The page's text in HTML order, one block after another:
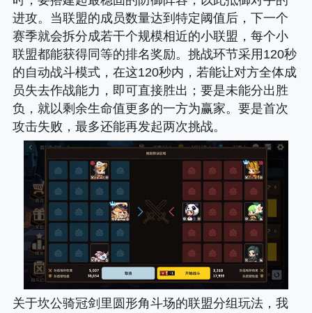
进攻。当联盟的成员数量达到特定阈值后，下一个
赛季就会拆分成若干个规模相近的小联盟，每个小
联盟都能获得同等的排名奖励。挑战环节采用120秒
的自动战斗模式，在这120秒内，若能让对方全体成
员失去作战能力，即可直接胜出；要是未能分出胜
负，就以剩余生命值更多的一方为赢家。要是首次
攻击失败，最多还能再发起两次挑战。
关于坎公骑冠剑里圆形角斗场的联盟分组玩法，我